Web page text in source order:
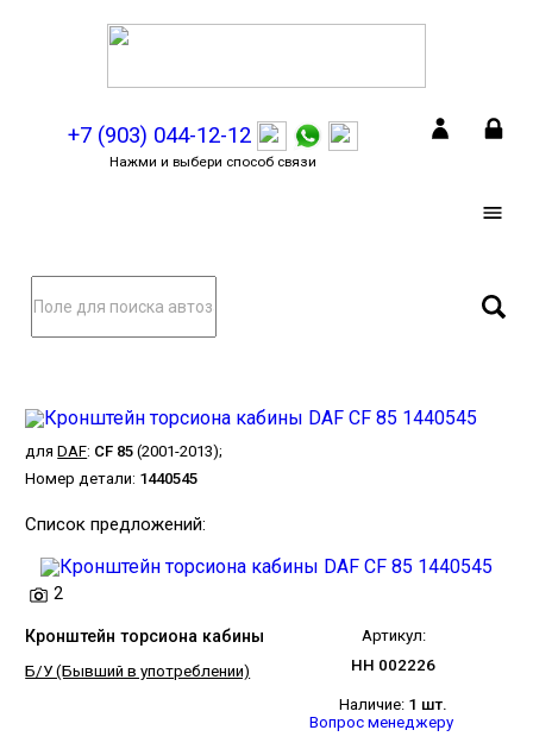
+7 (903) 044-12-12
Нажми и выбери способ связи
дляDAF: CF 85 (2001-2013);
Номер детали: 1440545
Список предложений:
2
Кронштейн торсиона кабины
Б/У (Бывший в употреблении)
Артикул:
НН 002226
Наличие: 1 шт.
Вопрос менеджеру